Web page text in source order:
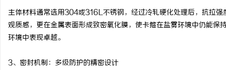
主体材料通常选用304或316L不锈钢，经过冷轧硬化处理后，抗拉
观质感，更在金属表面形成致密氧化膜，使卡箍在盐雾环境中仍能
环境中表现卓越。
3、密封机制：多级防护的精密设计